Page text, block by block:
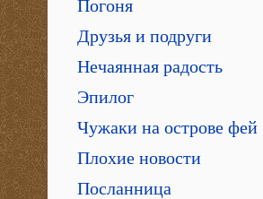
Погоня
Друзья и подруги
Нечаянная радость
Эпилог
Чужаки на острове фей
Плохие новости
Посланница